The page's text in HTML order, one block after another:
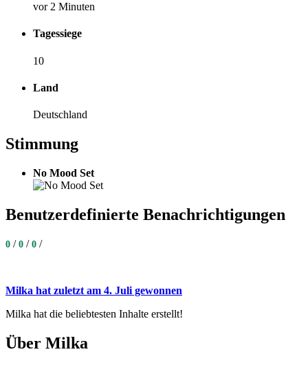
vor 2 Minuten
Tagessiege
10
Land
Deutschland
Stimmung
No Mood Set
Benutzerdefinierte Benachrichtigungen
0 / 0 / 0 /
Milka hat zuletzt am 4. Juli gewonnen
Milka hat die beliebtesten Inhalte erstellt!
Über Milka